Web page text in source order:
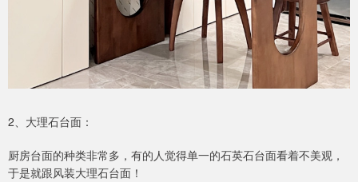
2、大理石台面：
厨房台面的种类非常多，有的人觉得单一的石英石台面看着不美观，
于是就跟风装大理石台面！